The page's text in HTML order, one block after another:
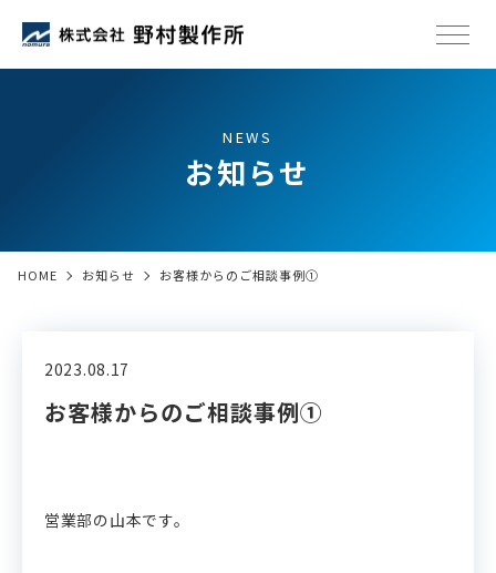
NEWS
お知らせ
HOME お知らせ お客様からのご相談事例①
2023.08.17
お客様からのご相談事例①
営業部の山本です。